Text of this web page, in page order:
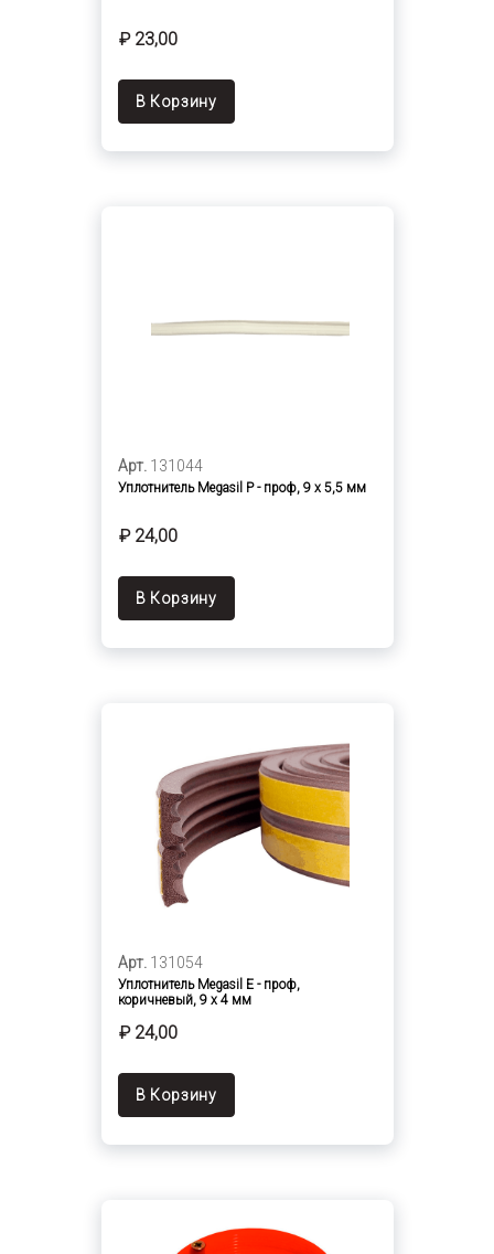
₽ 23,00
В Корзину
Арт. 131044
Уплотнитель Megasil Р - проф, 9 х 5,5 мм
₽ 24,00
В Корзину
Арт. 131054
Уплотнитель Megasil Е - проф,
коричневый, 9 х 4 мм
₽ 24,00
В Корзину